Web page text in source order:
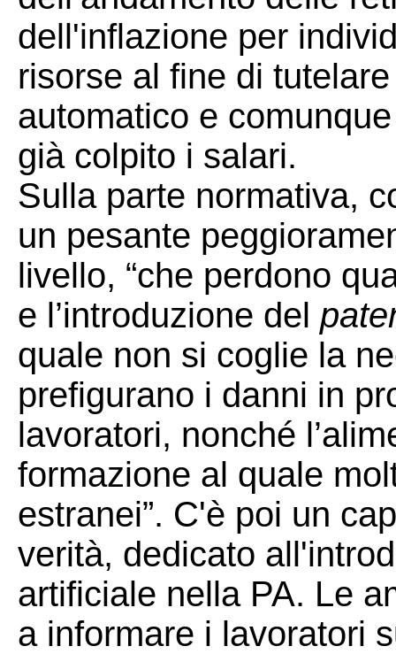
dell'inflazione per
risorse al fine di
automatico e
già colpito i salari.
Sulla parte normativa,
un pesante
livello, “che perdono
e l’introduzione del
quale non si coglie la
prefigurano i danni in
lavoratori, nonché
formazione al quale
estranei”. C'è poi un
verità, dedicato
artificiale nella PA. Le
a informare i lavoratori